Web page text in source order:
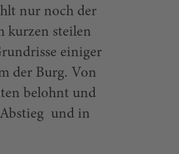
nur noch der
kurzen steilen
einiger
der Burg. Von
belohnt und
Abstieg und in